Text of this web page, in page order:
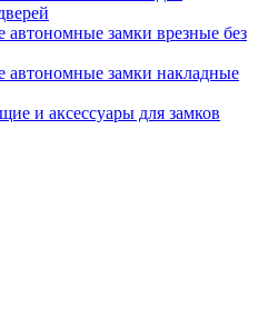
автономные замки врезные без
автономные замки накладные
и аксессуары для замков